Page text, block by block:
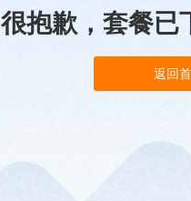
很抱歉，套餐已
返回